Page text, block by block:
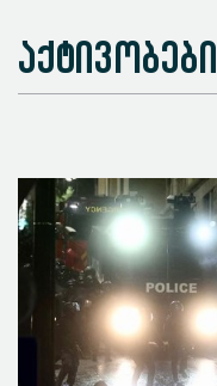
აქტივობები